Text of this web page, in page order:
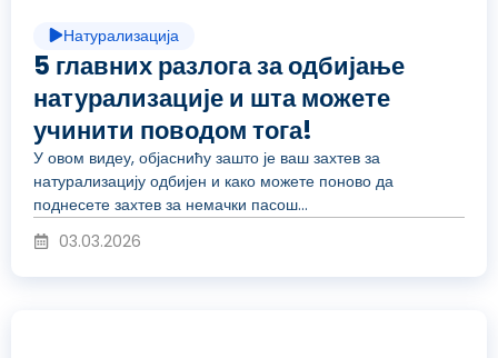
ј
в
и
р
о
д
Натурализација
5 главних разлога за одбијање
натурализације и шта можете
учинити поводом тога!
У овом видеу, објаснићу зашто је ваш захтев за
натурализацију одбијен и како можете поново да
поднесете захтев за немачки пасош...
03.03.2026